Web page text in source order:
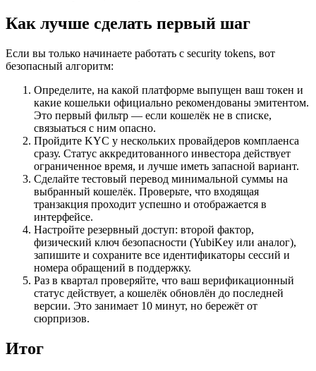
Как лучше сделать первый шаг
Если вы только начинаете работать с security tokens, вот
безопасный алгоритм:
Определите, на какой платформе выпущен ваш токен и
какие кошельки официально рекомендованы эмитентом.
Это первый фильтр — если кошелёк не в списке,
связыаться с ним опасно.
Пройдите KYC у нескольких провайдеров комплаенса
сразу. Статус аккредитованного инвестора действует
ограниченное время, и лучше иметь запасной вариант.
Сделайте тестовый перевод минимальной суммы на
выбранный кошелёк. Проверьте, что входящая
транзакция проходит успешно и отображается в
интерфейсе.
Настройте резервный доступ: второй фактор,
физический ключ безопасности (YubiKey или аналог),
запишите и сохраните все идентификаторы сессий и
номера обращений в поддержку.
Раз в квартал проверяйте, что ваш верификационный
статус действует, а кошелёк обновлён до последней
версии. Это занимает 10 минут, но бережёт от
сюрпризов.
Итог